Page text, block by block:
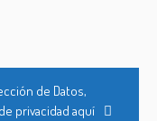
de Datos,
privacidad aquí